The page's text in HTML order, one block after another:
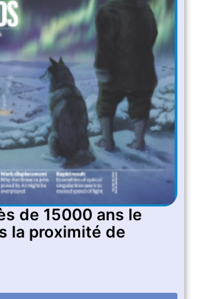
de 15000 ans le
la proximité de